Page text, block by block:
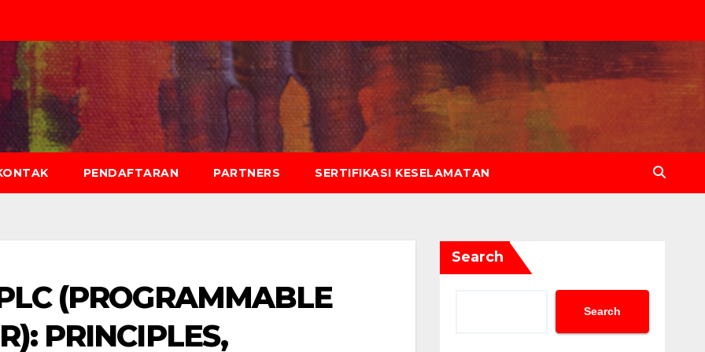
PENDAFTARAN PARTNERS SERTIFIKASI KESELAMATAN
(PROGRAMMABLE
PRINCIPLES,
Search
Search